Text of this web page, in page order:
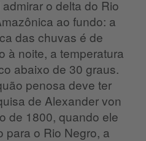
o delta do Rio
ao fundo: a
das chuvas é de
à noite, a temperatura
abaixo de 30 graus.
penosa deve ter
de Alexander von
de 1800, quando ele
para o Rio Negro, a